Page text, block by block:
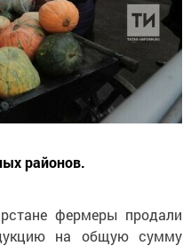
районов.
фермеры продали
на общую сумму